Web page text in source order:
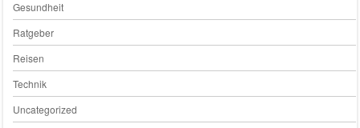
Gesundheit
Ratgeber
Reisen
Technik
Uncategorized